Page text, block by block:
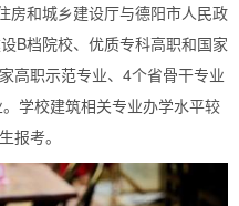
房和城乡建设厅与德阳市人民政
B档院校、优质专科高职和国家
高职示范专业、4个省骨干专业
学校建筑相关专业办学水平较
报考。